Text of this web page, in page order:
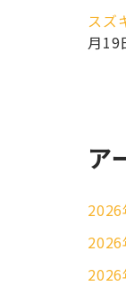
ス
月19
ア
2026
2026
2026